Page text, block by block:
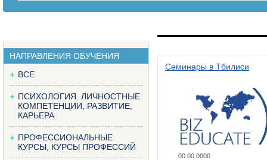
НАПРАВЛЕНИЯ ОБУЧЕНИЯ
ВСЕ
ПСИХОЛОГИЯ. ЛИЧНОСТНЫЕ
КОМПЕТЕНЦИИ, РАЗВИТИЕ,
КАРЬЕРА
ПРОФЕССИОНАЛЬНЫЕ
КУРСЫ, КУРСЫ ПРОФЕССИЙ
Семинары в Тбилиси
00.00.0000